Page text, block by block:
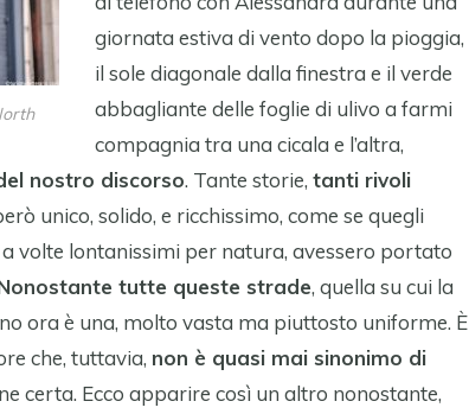
giornata estiva di vento dopo la pioggia,
il sole diagonale dalla finestra e il verde
abbagliante delle foglie di ulivo a farmi
compagnia tra una cicala e l’altra,
nostro discorso. Tante storie, tanti rivoli
unico, solido, e ricchissimo, come se quegli
volte lontanissimi per natura, avessero portato
tutte queste strade, quella su cui la
ora è una, molto vasta ma piuttosto uniforme. È
che, tuttavia, non è quasi mai sinonimo di
certa. Ecco apparire così un altro nonostante,